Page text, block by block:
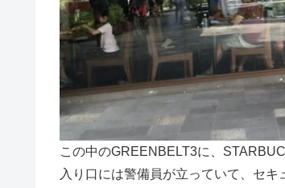
この中のGREENBELT3に、
入り口には警備員が立っていて、セキ